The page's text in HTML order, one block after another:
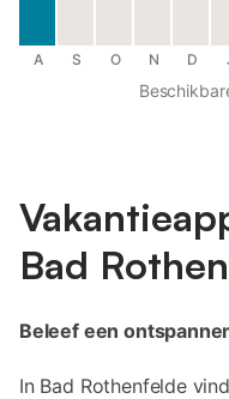
A S O N D
Bad
Beleef een
In Bad Rothenfelde